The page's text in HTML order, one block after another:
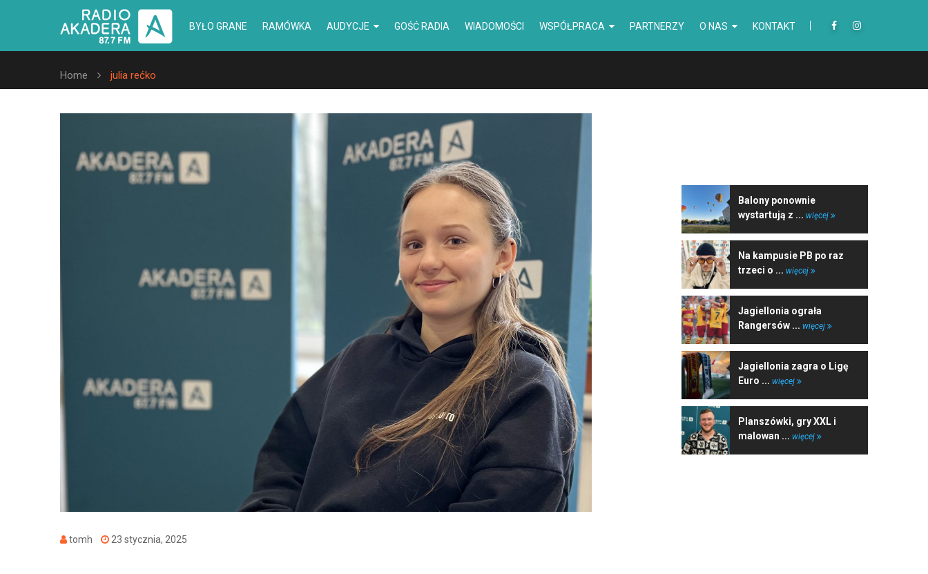
BYŁO GRANE RAMÓWKA AUDYCJE GOŚĆ RADIA WIADOMOŚCI WSPÓŁPRACA PARTNERZY O NAS KONTAKT
Home julia rećko
tomh 23 stycznia, 2025
Balony ponownie
wystartują z ... więcej
Na kampusie PB po raz
trzeci o ... więcej
Jagiellonia ograła
Rangersów ... więcej
Jagiellonia zagra o Ligę
Euro ... więcej
Planszówki, gry XXL i
malowan ... więcej